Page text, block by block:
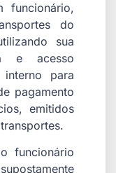
funcionário,
do
sua
e acesso
para
pagamento
emitidos
funcionário